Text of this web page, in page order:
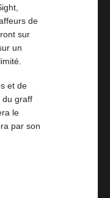
de
sur
un
et de
du graff
le
par son